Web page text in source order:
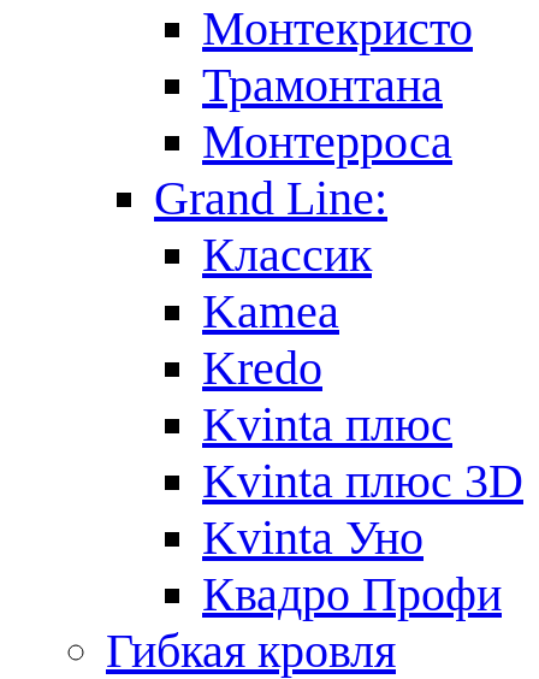
Монтекристо
Трамонтана
Монтерроса
Grand Line:
Классик
Kamea
Kredo
Kvinta плюс
Kvinta плюс 3D
Kvinta Уно
Квадро Профи
Гибкая кровля